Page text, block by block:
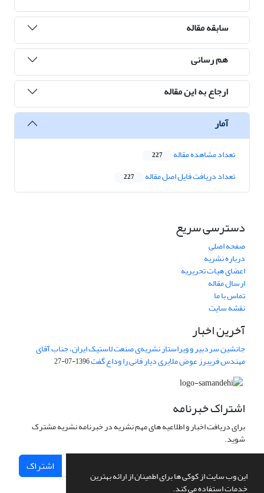
این وب سایت از کوکی ها برای اطمینان از ارائه بهترین
خدمات استفاده می کند.
سابقه مقاله
هم رسانی
ارجاع به این مقاله
آمار
تعداد مشاهده مقاله 227
تعداد دریافت فایل اصل مقاله 227
دسترسی سریع
صفحه اصلی
درباره نشریه
اعضای هیات تحریریه
ارسال مقاله
تماس با ما
نقشه سایت
آخرین اخبار
جانشین سردبیر و ویراستار نشریه‌ی صنعت لاستیک ایران، جناب آقای
مهندس فریبرز عوض ملایری دیار فانی را وداع گفت1396-07-27
اشتراک خبرنامه
برای دریافت اخبار و اطلاعیه های مهم نشریه در خبرنامه نشریه مشترک
شوید.
اشتراک